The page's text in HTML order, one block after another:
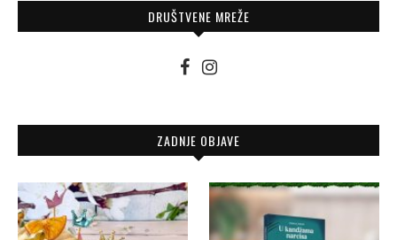
DRUŠTVENE MREŽE
ZADNJE OBJAVE